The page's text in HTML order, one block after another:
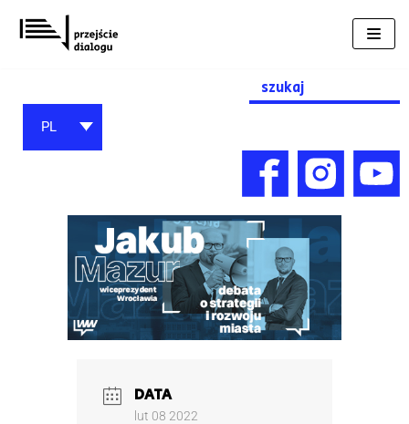
Przejdź
do
Search
for:
PL
DATA
lut 08 2022